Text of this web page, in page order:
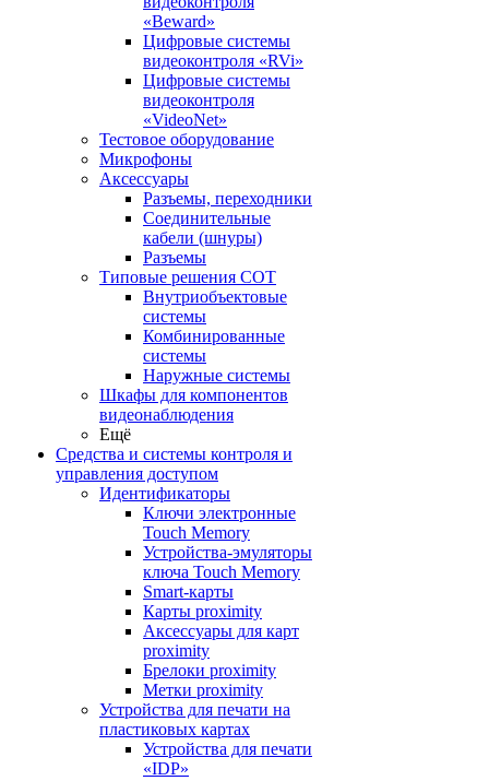
«Beward»
Цифровые системы
видеоконтроля «RVi»
Цифровые системы
видеоконтроля
«VideoNet»
Тестовое оборудование
Микрофоны
Аксессуары
Разъемы, переходники
Соединительные
кабели (шнуры)
Разъемы
Типовые решения СОТ
Внутриобъектовые
системы
Комбинированные
системы
Наружные системы
Шкафы для компонентов
видеонаблюдения
Ещё
Средства и системы контроля и
управления доступом
Идентификаторы
Ключи электронные
Touch Memory
Устройства-эмуляторы
ключа Touch Memory
Smart-карты
Карты proximity
Аксессуары для карт
proximitу
Брелоки proximity
Метки proximity
Устройства для печати на
пластиковых картах
Устройства для печати
«IDP»